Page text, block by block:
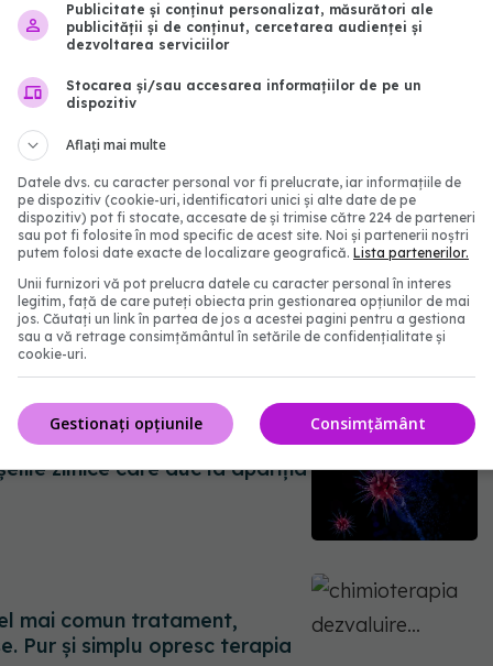
putea duce la tratamente
fizice care reduc
zilnice care duc la apariția
mai comun tratament,
Pur și simplu opresc terapia
Publicitate și conținut personalizat, măsurători ale
publicității și de conținut, cercetarea audienței și
dezvoltarea serviciilor
Stocarea și/sau accesarea informațiilor de pe un
dispozitiv
Aflați mai multe
Datele dvs. cu caracter personal vor fi prelucrate, iar informațiile de
pe dispozitiv (cookie-uri, identificatori unici și alte date de pe
dispozitiv) pot fi stocate, accesate de și trimise către 224 de parteneri
sau pot fi folosite în mod specific de acest site. Noi și partenerii noștri
putem folosi date exacte de localizare geografică. Lista partenerilor.
Unii furnizori vă pot prelucra datele cu caracter personal în interes
legitim, față de care puteți obiecta prin gestionarea opțiunilor de mai
jos. Căutați un link în partea de jos a acestei pagini pentru a gestiona
sau a vă retrage consimțământul în setările de confidențialitate și
cookie-uri.
Consimțământ
Gestionați opțiunile